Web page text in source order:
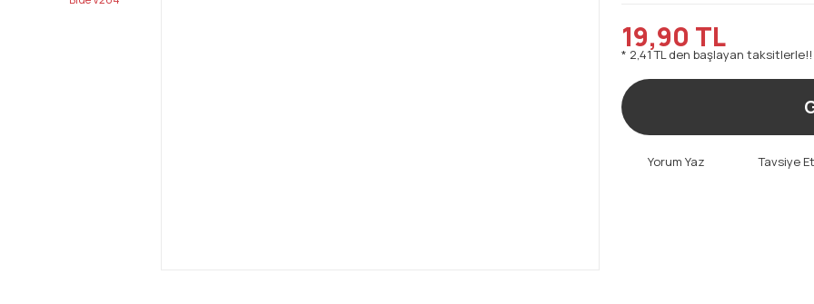
19,90 TL
* 2,41 TL den başlayan taksitlerle!!
Yorum Yaz Tavsiye Et